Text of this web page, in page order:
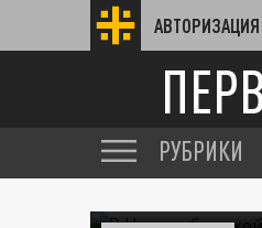
АВТОРИЗАЦИЯ
РУБРИКИ